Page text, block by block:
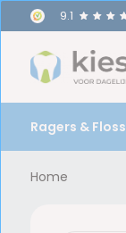
9.1
Ragers & Floss
Home